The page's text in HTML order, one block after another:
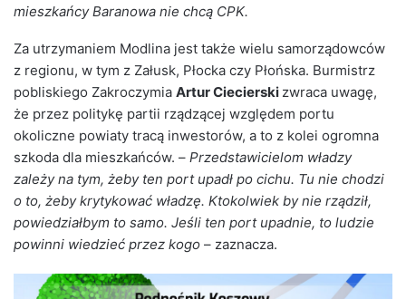
mieszkańcy Baranowa nie chcą CPK.
Za utrzymaniem Modlina jest także wielu samorządowców
z regionu, w tym z Załusk, Płocka czy Płońska. Burmistrz
pobliskiego Zakroczymia Artur Ciecierski zwraca uwagę,
że przez politykę partii rządzącej względem portu
okoliczne powiaty tracą inwestorów, a to z kolei ogromna
szkoda dla mieszkańców. – Przedstawicielom władzy
zależy na tym, żeby ten port upadł po cichu. Tu nie chodzi
o to, żeby krytykować władzę. Ktokolwiek by nie rządził,
powiedziałbym to samo. Jeśli ten port upadnie, to ludzie
powinni wiedzieć przez kogo – zaznacza.